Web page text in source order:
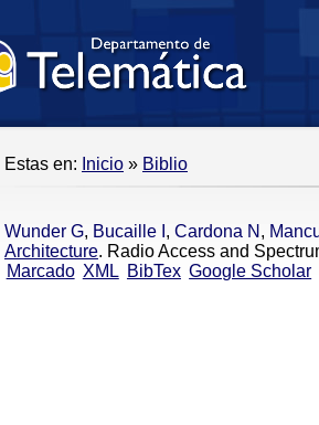
Estas en: Inicio » Biblio
Wunder G, Bucaille I , Cardona N ,
Architecture. Radio Access and
Marcado XML BibTex Google Scholar